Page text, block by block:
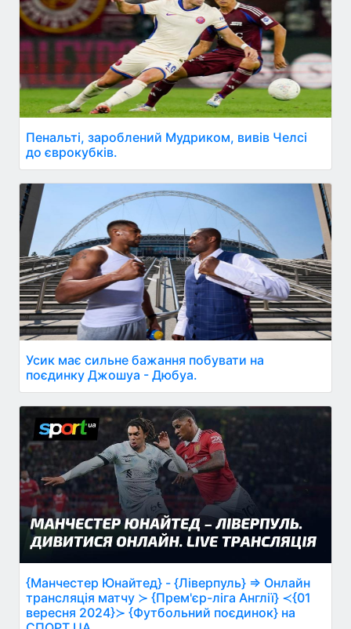
Пенальті, зароблений Мудриком, вивів Челсі
до єврокубків.
Усик має сильне бажання побувати на
поєдинку Джошуа - Дюбуа.
{Манчестер Юнайтед} - {Ліверпуль} ⇒ Онлайн
трансляція матчу ≻ {Прем'єр-ліга Англії} ≺{01
вересня 2024}≻ {Футбольний поєдинок} на